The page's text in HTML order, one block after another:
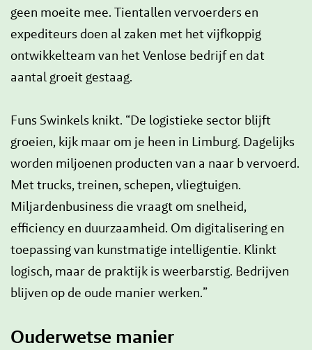
geen moeite mee. Tientallen vervoerders en
expediteurs doen al zaken met het vijfkoppig
ontwikkelteam van het Venlose bedrijf en dat
aantal groeit gestaag.
Funs Swinkels knikt. “De logistieke sector blijft
groeien, kijk maar om je heen in Limburg. Dagelijks
worden miljoenen producten van a naar b vervoerd.
Met trucks, treinen, schepen, vliegtuigen.
Miljardenbusiness die vraagt om snelheid,
efficiency en duurzaamheid. Om digitalisering en
toepassing van kunstmatige intelligentie. Klinkt
logisch, maar de praktijk is weerbarstig. Bedrijven
blijven op de oude manier werken.”
Ouderwetse manier